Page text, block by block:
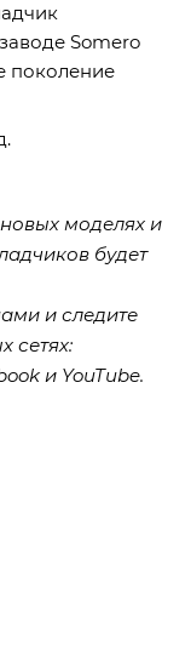
Somero
поколение
моделях и
будет
и следите
сетях:
и YouTube.